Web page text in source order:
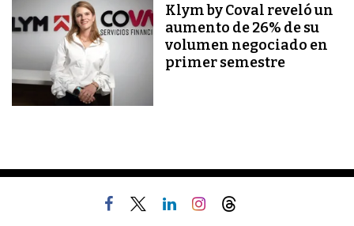
Klym by Coval reveló un
aumento de 26% de su
volumen negociado en
primer semestre